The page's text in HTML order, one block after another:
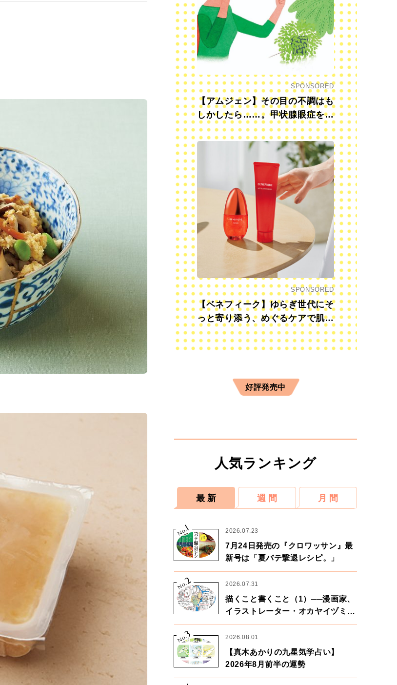
SPONSORED
【アムジェン】その目の不調はも
しかしたら……。甲状腺眼症を知
っていますか？
SPONSORED
【ベネフィーク】ゆらぎ世代にそ
っと寄り添う、めぐるケアで肌も
心も前向きに
好評発売中
人気ランキング
最 新 週 間 月 間
No.
1 2026.07.23
7月24日発売の『クロワッサン』最
新号は「夏バテ撃退レシピ。」
No.2 2026.07.31
描くこと書くこと（1）──漫画家、
イラストレーター・オカヤイヅミさ
ん×漫画家・鶴谷香央理さん
No.
3 2026.08.01
【真木あかりの九星気学占い】
2026年8月前半の運勢